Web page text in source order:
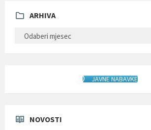
ARHIVA
JAVNE NABAVKE
NOVOSTI